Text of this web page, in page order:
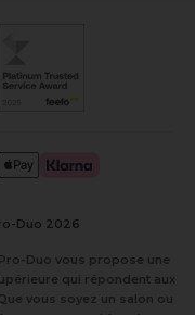
Duo 2026
Duo vous propose une
qui répondent aux
vous soyez un salon ou